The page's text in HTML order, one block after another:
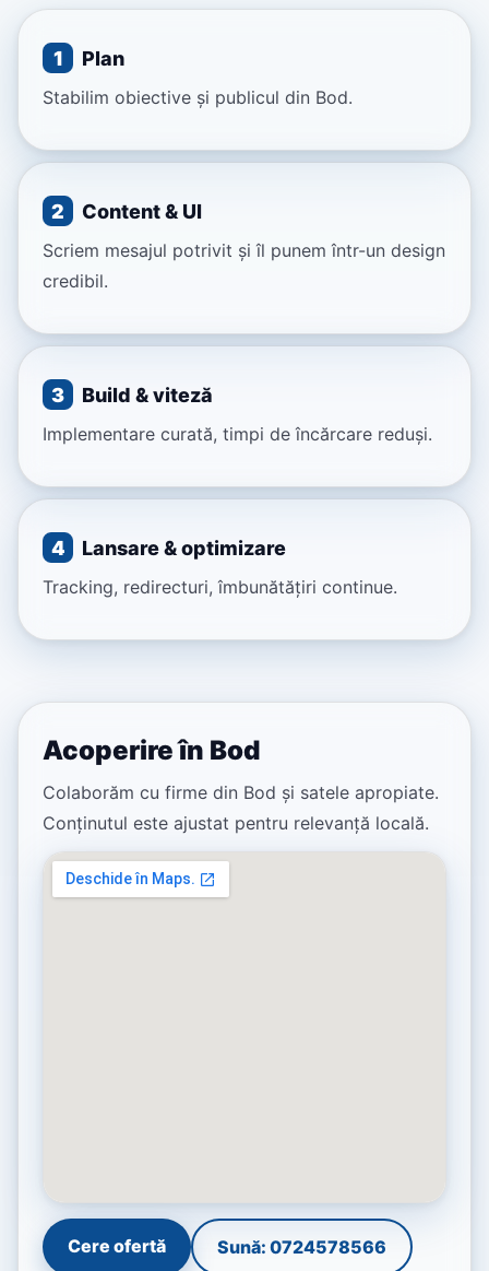
1 Plan
Stabilim obiective și publicul din Bod.
2 Content & UI
Scriem mesajul potrivit și îl punem într-un design
credibil.
3 Build & viteză
Implementare curată, timpi de încărcare reduși.
4 Lansare & optimizare
Tracking, redirecturi, îmbunătățiri continue.
Acoperire în Bod
Colaborăm cu firme din Bod și satele apropiate.
Conținutul este ajustat pentru relevanță locală.
Cere ofertă Sună: 0724578566